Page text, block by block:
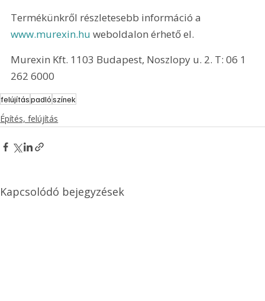
Termékünkről részletesebb információ a
www.murexin.hu weboldalon érhető el.
Murexin Kft. 1103 Budapest, Noszlopy u. 2. T: 06 1
262 6000
felújításpadlószínek
Építés, felújítás
Kapcsolódó bejegyzések